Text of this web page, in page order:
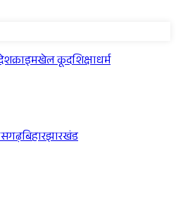
क्राइमखेल कूदशिक्षाधर्म
बिहारझारखंड